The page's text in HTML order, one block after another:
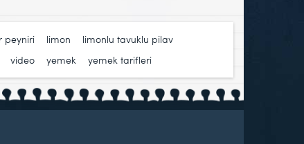
peyniri limon limonlu tavuklu pilav
video yemek yemek tarifleri